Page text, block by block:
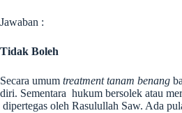
Jawaban :
Tidak Boleh
Secara umum treatment tanam benang
diri. Sementara hukum bersolek atau
dipertegas oleh Rasulullah Saw. Ada